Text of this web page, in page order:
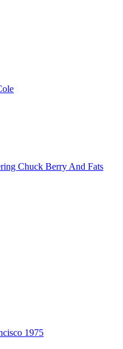
Chuck Berry And Fats
1975